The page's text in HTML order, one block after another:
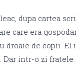
dupa cartea
care era
droaie de copii.
Dar intr-o zi fratele